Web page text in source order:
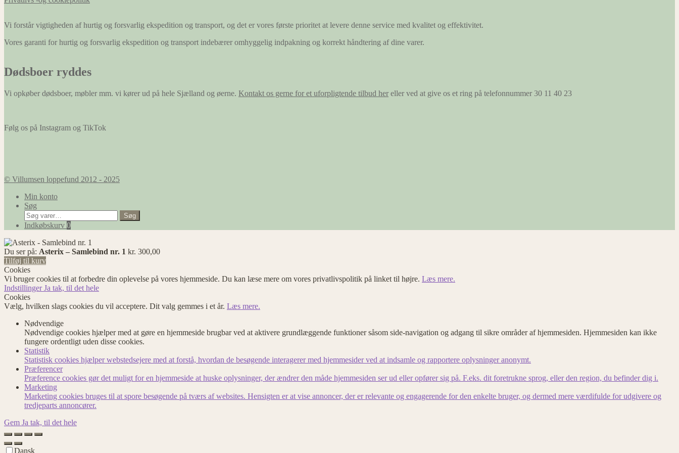
Vi forstår vigtigheden af hurtig og forsvarlig ekspedition og transport, og det er vores første prioritet at levere denne service med kvalitet og effektivitet.
Vores garanti for hurtig og forsvarlig ekspedition og transport indebærer omhyggelig indpakning og korrekt håndtering af dine varer.
Dødsboer ryddes
Vi opkøber dødsboer, møbler mm. vi kører ud på hele Sjælland og øerne. Kontakt os gerne for et uforpligtende tilbud her eller ved at give os et ring på telefonnummer 30 11 40 23
Følg os på Instagram og TikTok
© Villumsen loppefund 2012 - 2025
Min konto
Søg
Søg
efter:
Søg
Indkøbskurv 0
Du ser på: Asterix – Samlebind nr. 1 kr. 300,00
Tilføj til kurv
Cookies
Vi bruger cookies til at forbedre din oplevelse på vores hjemmeside. Du kan læse mere om vores privatlivspolitik på linket til højre. Læs mere.
IndstillingerJa tak, til det hele
Cookies
Vælg, hvilken slags cookies du vil acceptere. Dit valg gemmes i et år. Læs mere.
Nødvendige
Nødvendige cookies hjælper med at gøre en hjemmeside brugbar ved at aktivere grundlæggende funktioner såsom side-navigation og adgang til sikre områder af hjemmesiden. Hjemmesiden kan ikke
fungere ordentligt uden disse cookies.
Statistik
Statistisk cookies hjælper webstedsejere med at forstå, hvordan de besøgende interagerer med hjemmesider ved at indsamle og rapportere oplysninger anonymt.
Præferencer
Præference cookies gør det muligt for en hjemmeside at huske oplysninger, der ændrer den måde hjemmesiden ser ud eller opfører sig på. F.eks. dit foretrukne sprog, eller den region, du befinder dig i.
Marketing
Marketing cookies bruges til at spore besøgende på tværs af websites. Hensigten er at vise annoncer, der er relevante og engagerende for den enkelte bruger, og dermed mere værdifulde for udgivere og
tredjeparts annoncører.
Gem Ja tak, til det hele
Dansk